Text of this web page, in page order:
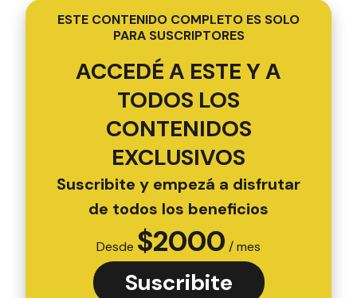
ESTE CONTENIDO COMPLETO ES SOLO
PARA SUSCRIPTORES
ACCEDÉ A ESTE Y A
TODOS LOS
CONTENIDOS
EXCLUSIVOS
Suscribite y empezá a disfrutar
de todos los beneficios
Desde $2000 / mes
Suscribite